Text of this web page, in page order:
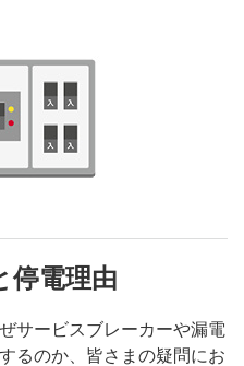
停電理由
サービスブレーカーや漏電
るのか、皆さまの疑問にお